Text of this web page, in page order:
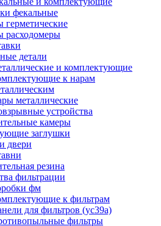
фекальные
герметические
расходомеры
детали
и комплектующие
к нарам
металлические
устройства
камеры
заглушки
двери
резина
фильтрации
фм
к фильтрам
для фильтров (ус39а)
фильтры